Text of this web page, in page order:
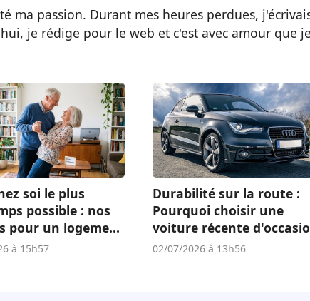
ma passion. Durant mes heures perdues,
je rédige pour le web et c'est avec amour que
soi le plus
possible : nos
pour un logement
à 15h57
Durabilité sur la route :
Pourquoi choisir une
voiture récente
est un atout écologique
02/07/2026 à 13h56